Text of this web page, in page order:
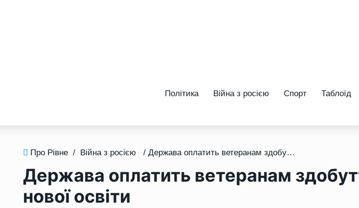
Політика Війна з росією Спорт Таблоїд
Про Рівне / Війна з росією / Держава оплатить ветеранам здобуття нової освіти
Держава оплатить ветеранам
нової освіти